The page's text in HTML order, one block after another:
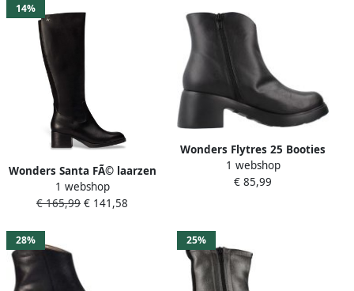
14%
Wonders Santa FÃ© laarzen
1 webshop
€ 165,99 € 141,58
Wonders Flytres 25 Booties
Met Hak Zwart Vrouw
1 webshop
€ 85,99
28% 25%